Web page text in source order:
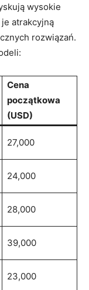
wysokie
atrakcyjną
rozwiązań.
Cena
początkowa
(USD)
27,000
24,000
28,000
39,000
23,000